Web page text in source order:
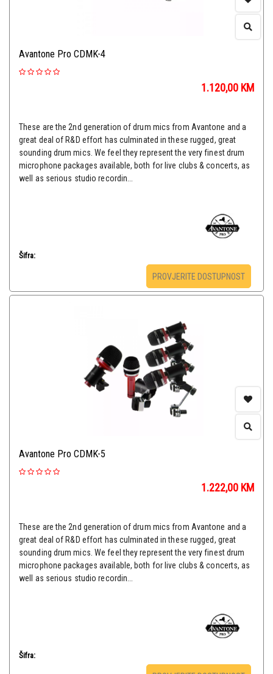
Avantone Pro CDMK-4
1.120,00 KM
These are the 2nd generation of drum mics from Avantone and a
great deal of R&D effort has culminated in these rugged, great
sounding drum mics. We feel they represent the very finest drum
microphone packages available, both for live clubs & concerts, as
well as serious studio recordin...
Šifra:
PROVJERITE DOSTUPNOST
Avantone Pro CDMK-5
1.222,00 KM
These are the 2nd generation of drum mics from Avantone and a
great deal of R&D effort has culminated in these rugged, great
sounding drum mics. We feel they represent the very finest drum
microphone packages available, both for live clubs & concerts, as
well as serious studio recordin...
Šifra: